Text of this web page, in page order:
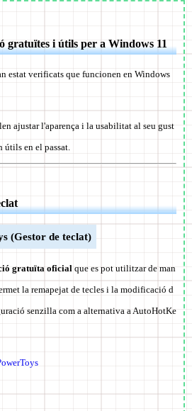
gratuïtes i útils per a Windows 11
estat verificats que funcionen en Windows
ajustar l'aparença i la usabilitat al seu gust
útils en el passat.
(Gestor de teclat)
gratuïta oficial que es pot utilitzar de man
la remapejat de tecles i la modificació d
senzilla com a alternativa a AutoHotKe